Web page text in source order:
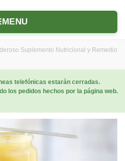
MENU
Suplemento Nutricional y Remedio
telefónicas estarán cerradas.
los pedidos hechos por la página web.